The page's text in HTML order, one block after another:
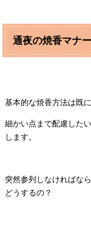
通夜の焼香マナ
基本的な焼香方法は既
細かい点まで配慮した
します。
突然参列しなければな
どうするの？